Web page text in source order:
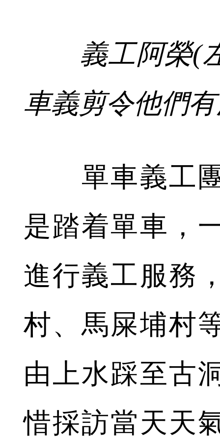
義工阿榮(
車義剪令他們
單車義工團
是踏着單車，
進行義工服務
村、馬屎埔村
由上水踩至古
惜採訪當天天